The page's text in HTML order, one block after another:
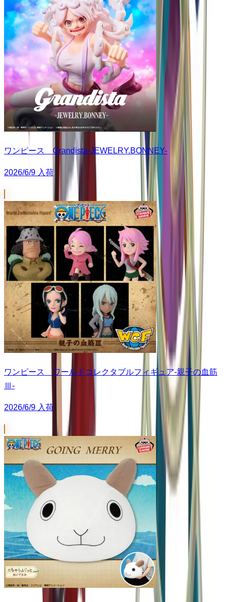
ワンピース Grandista-JEWELRY.BONNEY-
2026/6/9 入荷
ワンピース ワールドコレクタブルフィギュア-親子の血筋
Ⅲ-
2026/6/9 入荷